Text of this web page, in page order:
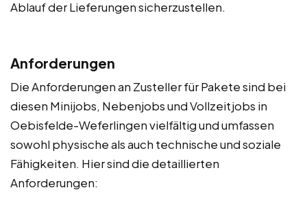
Ablauf der Lieferungen sicherzustellen.
Anforderungen
Die Anforderungen an Zusteller für Pakete sind bei
diesen Minijobs, Nebenjobs und Vollzeitjobs in
Oebisfelde-Weferlingen vielfältig und umfassen
sowohl physische als auch technische und soziale
Fähigkeiten. Hier sind die detaillierten
Anforderungen: